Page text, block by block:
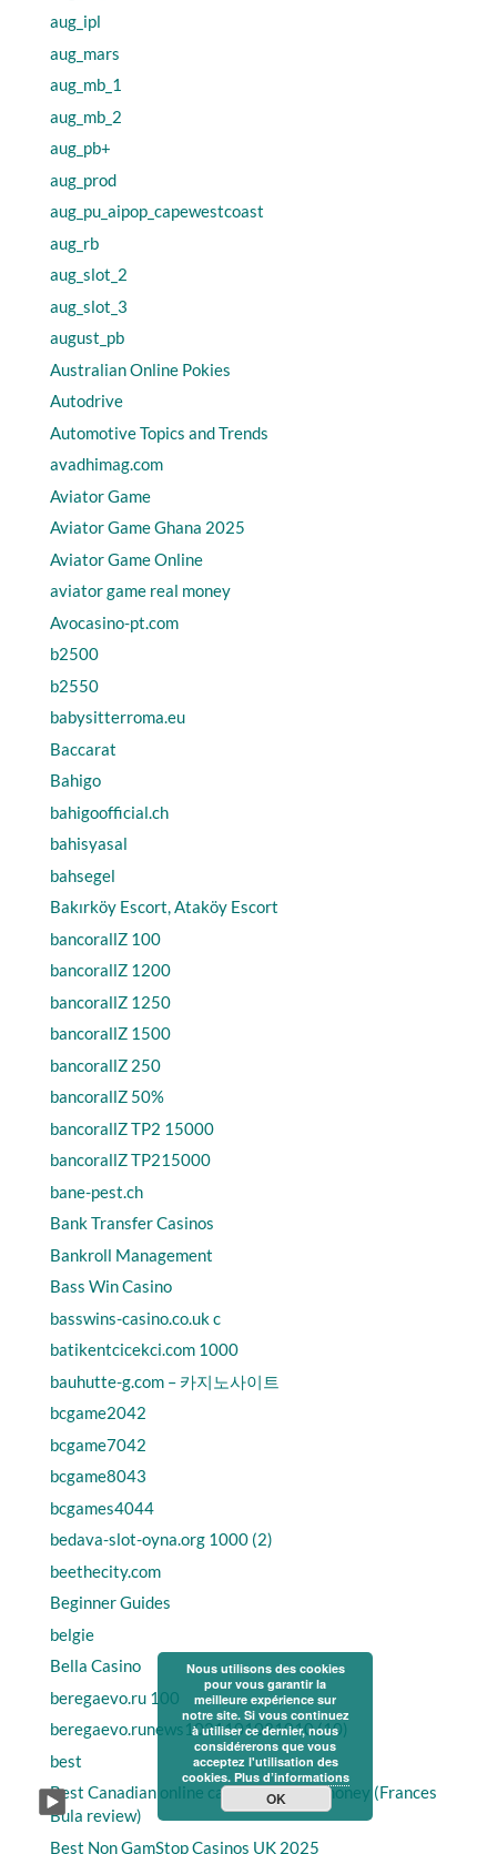
aug_ipl
aug_mars
aug_mb_1
aug_mb_2
aug_pb+
aug_prod
aug_pu_aipop_capewestcoast
aug_rb
aug_slot_2
aug_slot_3
august_pb
Australian Online Pokies
Autodrive
Automotive Topics and Trends
avadhimag.com
Aviator Game
Aviator Game Ghana 2025
Aviator Game Online
aviator game real money
Avocasino-pt.com
b2500
b2550
babysitterroma.eu
Baccarat
Bahigo
bahigoofficial.ch
bahisyasal
bahsegel
Bakırköy Escort, Ataköy Escort
bancorallZ 100
bancorallZ 1200
bancorallZ 1250
bancorallZ 1500
bancorallZ 250
bancorallZ 50%
bancorallZ TP2 15000
bancorallZ TP215000
bane-pest.ch
Bank Transfer Casinos
Bankroll Management
Bass Win Casino
basswins-casino.co.uk c
batikentcicekci.com 1000
bauhutte-g.com – 카지노사이트
bcgame2042
bcgame7042
bcgame8043
bcgames4044
bedava-slot-oyna.org 1000 (2)
beethecity.com
Beginner Guides
belgie
Bella Casino
beregaevo.ru 100
beregaevo.runews1021101031010 (10)
best
Best Canadian online casinos for real money (Frances
Bula review)
Best Non GamStop Casinos UK 2025
Nous utilisons des cookies
pour vous garantir la
meilleure expérience sur
notre site. Si vous continuez
à utiliser ce dernier, nous
considérerons que vous
acceptez l'utilisation des
cookies. Plus d’informations
OK